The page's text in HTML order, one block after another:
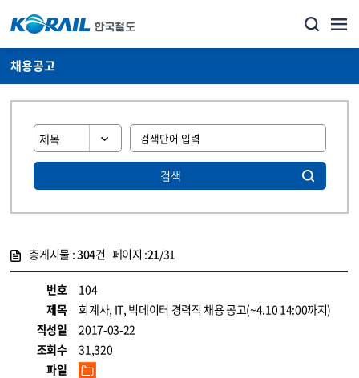
채용공고
검색
총게시물 :304건 페이지 :21/31
번호
104
제목
회계사, IT, 빅데이터 경력직 채용 공고(~4.10 14:00까지)
작성일
2017-03-22
조회수
31,320
파일